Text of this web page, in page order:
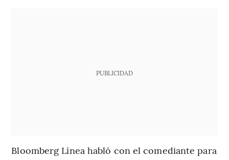
PUBLICIDAD
Bloomberg Línea habló con el comediante para